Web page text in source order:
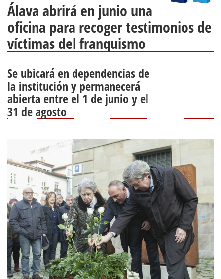
Álava abrirá en junio una
oficina para recoger testimonios de
víctimas del franquismo
Se ubicará en dependencias de
la institución y permanecerá
abierta entre el 1 de junio y el
31 de agosto